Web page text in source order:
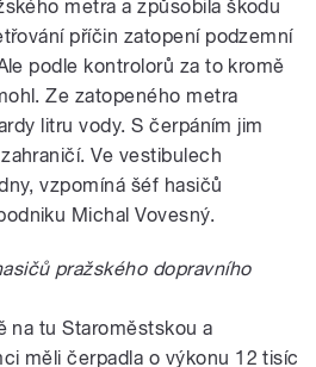
metra a způsobila škodu
příčin zatopení podzemní
podle kontrolorů za to kromě
Ze zatopeného metra
litru vody. S čerpáním jim
Ve vestibulech
vzpomíná šéf hasičů
Michal Vovesný.
pražského dopravního
na tu Staroměstskou a
měli čerpadla o výkonu 12 tisíc